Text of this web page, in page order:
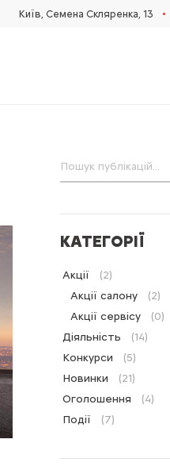
Київ, Cемена Скляренка, 13 •
КАТЕГОРІЇ
Акції
(2)
Акції салону
(2)
Акції сервісу
(0)
Діяльність
(14)
Конкурси
(5)
Новинки
(21)
Оголошення
(4)
Події
(7)